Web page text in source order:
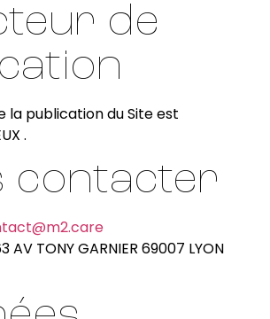
de
la publication du Site est
.
contacter
AV TONY GARNIER 69007 LYON